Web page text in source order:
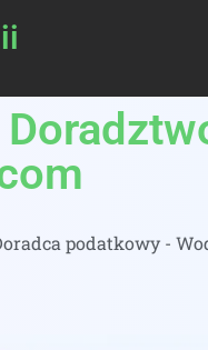
podatkowy -